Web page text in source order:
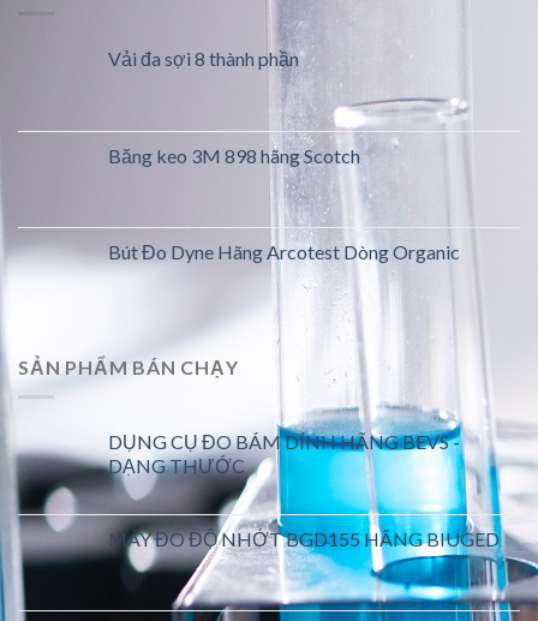
Vải đa sợi 8 thành phần
Băng keo 3M 898 hãng Scotch
Bút Đo Dyne Hãng Arcotest Dòng Organic
SẢN PHẨM BÁN CHẠY
DỤNG CỤ ĐO BÁM DÍNH HÃNG BEVS -
DẠNG THƯỚC
MÁY ĐO ĐỘ NHỚT BGD155 HÃNG BIUGED